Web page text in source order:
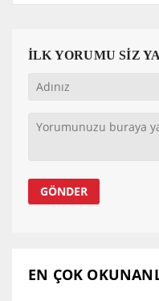
İLK YORUMU SİZ
EN ÇOK